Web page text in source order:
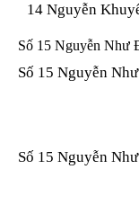
14 Nguyễn
Số 15 Nguyễn Như
Số 15 Nguyễn
Số 15 Nguyễn